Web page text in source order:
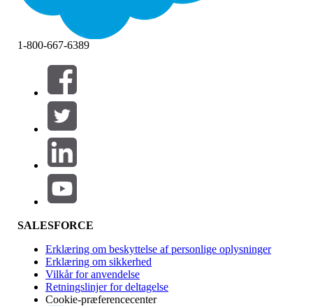
Filtre (0)
VÆLG FILTRE
Produktområde
Funktionspåvirkning
1-800-667-6389
SALESFORCE
Erklæring om beskyttelse af personlige oplysninger
Erklæring om sikkerhed
Vilkår for anvendelse
Retningslinjer for deltagelse
Cookie-præferencecenter